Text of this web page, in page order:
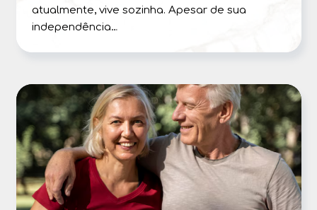
atualmente, vive sozinha. Apesar de sua
independência…